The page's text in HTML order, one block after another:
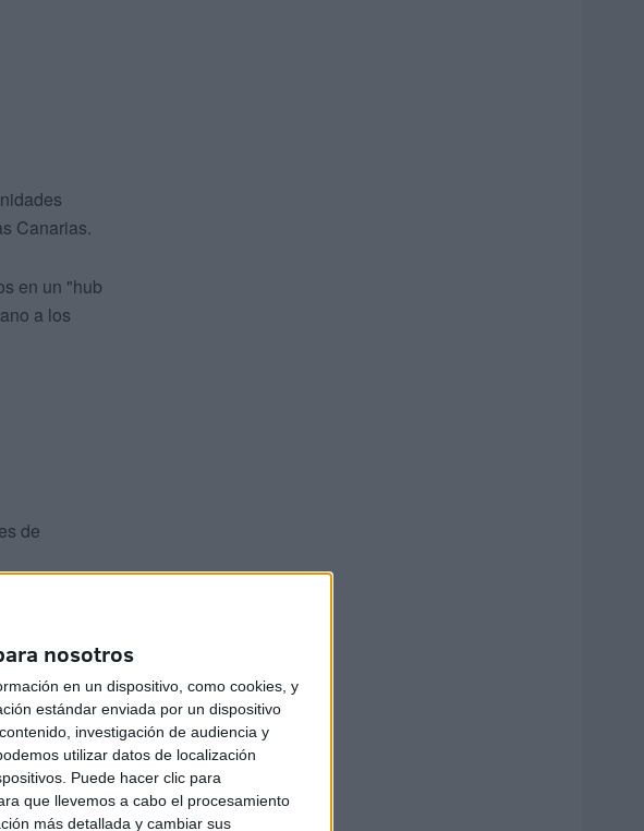
nosotros
en un dispositivo, como cookies, y
estándar enviada por un dispositivo
investigación de audiencia y
utilizar datos de localización
Puede hacer clic para
que llevemos a cabo el procesamiento
más detallada y cambiar sus
Canarias.
en un "hub
a los
de
de